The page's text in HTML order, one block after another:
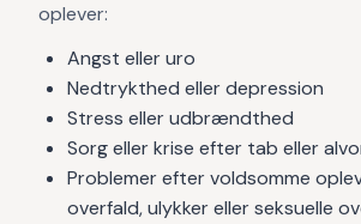
oplever:
Angst eller uro
Nedtrykthed eller depression
Stress eller udbrændthed
Sorg eller krise efter tab eller
Problemer efter voldsomme
overfald, ulykker eller seksuelle